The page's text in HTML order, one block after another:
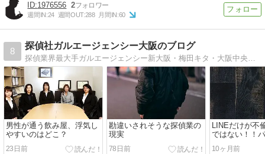
1976556 2
週間IN:24 週間OUT:288 月間IN:60
8
探偵社ガルエージェンシー大阪のブログ
探偵業界最大手ガルエージェンシー新大阪・梅田キタ・大阪中央（難波・心斎橋）の代表ブログです。調査・相談事例や日々のことを書いています。
男性が通う飲み屋、浮気し
やすいのはどこ？
23日前
勘違いされそうな探偵業の
現実
78日前
LINEだけが不
ではない！！
ばれない連絡
10ヶ月前